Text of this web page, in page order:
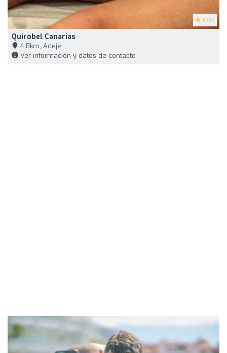
5 (5)
Quirobel Canarias
4,8km, Adeje
Ver información y datos de contacto